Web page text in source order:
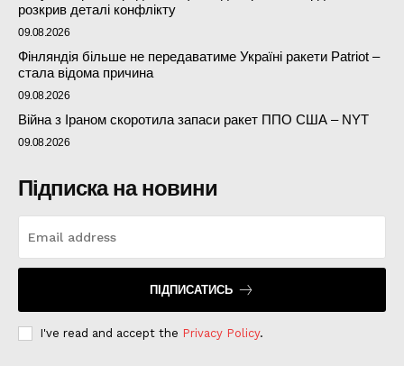
розкрив деталі конфлікту
09.08.2026
Фінляндія більше не передаватиме Україні ракети Patriot –
стала відома причина
09.08.2026
Війна з Іраном скоротила запаси ракет ППО США – NYT
09.08.2026
Підписка на новини
ПІДПИСАТИСЬ
I've read and accept the Privacy Policy.